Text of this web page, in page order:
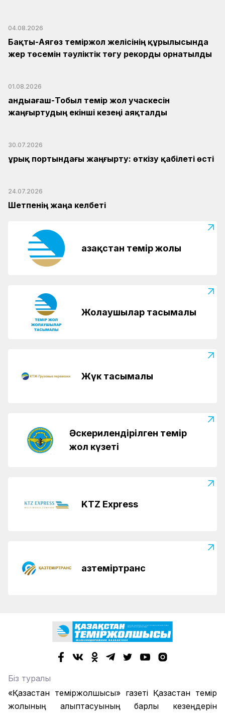
04.08.2026
Бақты-Аягөз теміржол желісінің құрылысында
жер төсемін тәуліктік төгу рекорды орнатылды
01.08.2026
Қандыағаш-Тобыл темір жол учаскесін
жаңғыртудың екінші кезеңі аяқталды
30.07.2026
Құрық портындағы жаңғырту: өткізу қабілеті өсті
24.07.2026
Шетпенің жаңа келбеті
Қазақстан темір жолы
Жолаушылар тасымалы
Жүк тасымалы
Әскерилендірілген темір
жол күзеті
KTZ Express
Қазтеміртранс
Біз туралы
«Қазақстан теміржолшысы» газеті Қазақстан темір
жолының қалыптасуының барлық кезеңдерін